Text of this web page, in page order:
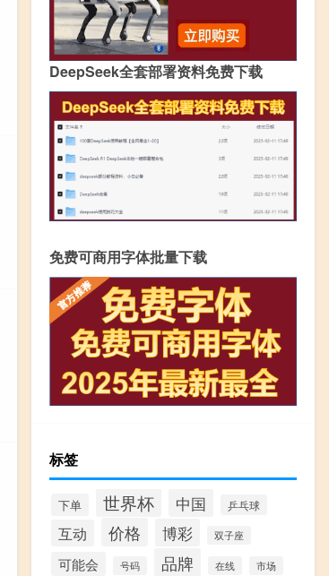
DeepSeek全套部署资料免费下载
免费可商用字体批量下载
标签
下单 世界杯 中国 乒乓球
互动 价格 博彩 双子座
可能会 号码 品牌 在线 市场